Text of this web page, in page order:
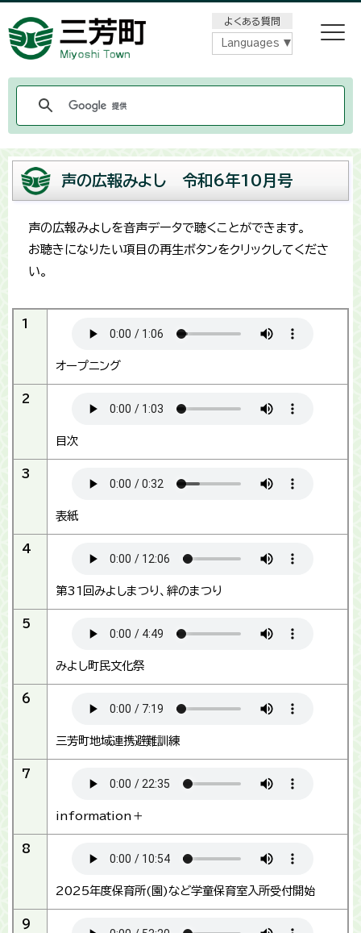
よくある質問
Languages
声の広報みよし 令和6年10月号
声の広報みよしを音声データで聴くことができます。
お聴きになりたい項目の再生ボタンをクリックしてくださ
い。
1
オープニング
2
目次
3
表紙
4
第31回みよしまつり、絆のまつり
5
みよし町民文化祭
6
三芳町地域連携避難訓練
7
information＋
8
2025年度保育所(園)など学童保育室入所受付開始
9